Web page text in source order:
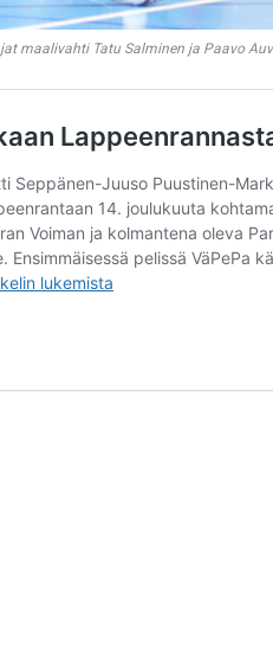
maalivahti Tatu Salminen ja Paavo